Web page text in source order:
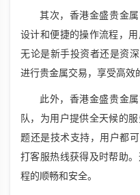
其次，香港金盛贵金
设计和便捷的操作流程，
无论是新手投资者还是资
进行贵金属交易，享受高效
此外，香港金盛贵金
队，为用户提供全天候的
题还是技术支持，用户都
打客服热线获得及时帮助
程的顺畅和安全。